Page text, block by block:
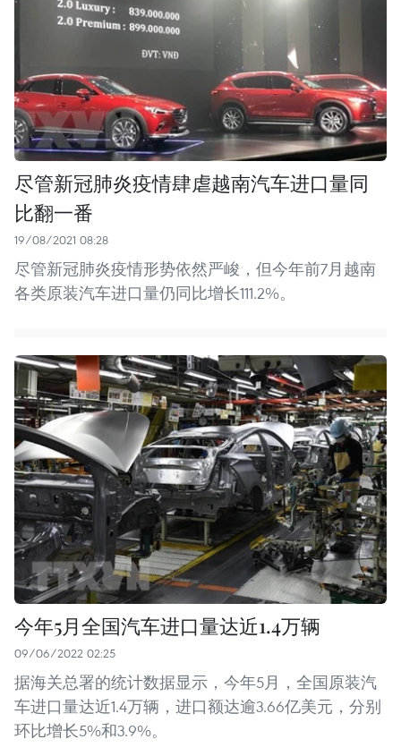
尽管新冠肺炎疫情肆虐越南汽车进口量同
比翻一番
19/08/2021 08:28
尽管新冠肺炎疫情形势依然严峻，但今年前7月越南
各类原装汽车进口量仍同比增长111.2%。
今年5月全国汽车进口量达近1.4万辆
09/06/2022 02:25
据海关总署的统计数据显示，今年5月，全国原装汽
车进口量达近1.4万辆，进口额达逾3.66亿美元，分别
环比增长5%和3.9%。